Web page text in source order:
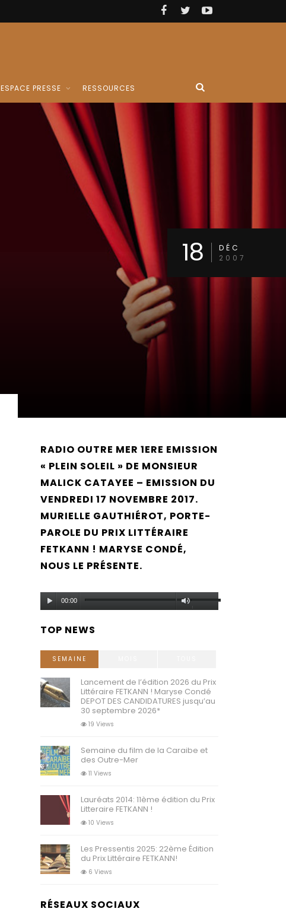
ESPACE PRESSE RESSOURCES
18
DÉC
2007
RADIO OUTRE MER 1ERE EMISSION
« PLEIN SOLEIL » DE MONSIEUR
MALICK CATAYEE – EMISSION DU
VENDREDI 17 NOVEMBRE 2017.
MURIELLE GAUTHIÉROT, PORTE-
PAROLE DU PRIX LITTÉRAIRE
FETKANN ! MARYSE CONDÉ,
NOUS LE PRÉSENTE.
Lecteur
00:00
Utilisez
augmenter
le
TOP NEWS
SEMAINE
Lancement de l’édition 2026 du Prix
Littéraire FETKANN ! Maryse Condé
DEPOT DES CANDIDATURES jusqu’au
30 septembre 2026*
19 Views
Semaine du film de la Caraibe et
des Outre-Mer
11 Views
Lauréats 2014: 11ème édition du Prix
Litteraire FETKANN !
10 Views
Les Pressentis 2025: 22ème Édition
du Prix Littéraire FETKANN!
6 Views
RÉSEAUX SOCIAUX